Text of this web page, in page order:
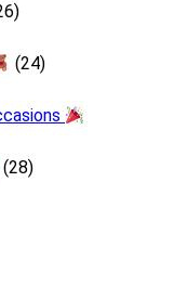
(24)
(28)